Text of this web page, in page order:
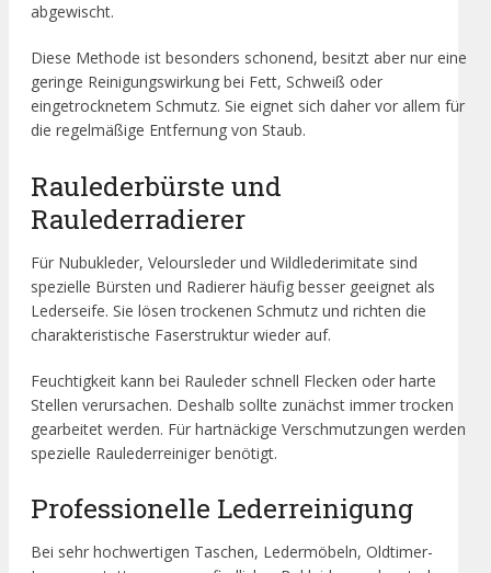
abgewischt.
Diese Methode ist besonders schonend, besitzt aber nur eine
geringe Reinigungswirkung bei Fett, Schweiß oder
eingetrocknetem Schmutz. Sie eignet sich daher vor allem für
die regelmäßige Entfernung von Staub.
Raulederbürste und
Raulederradierer
Für Nubukleder, Veloursleder und Wildlederimitate sind
spezielle Bürsten und Radierer häufig besser geeignet als
Lederseife. Sie lösen trockenen Schmutz und richten die
charakteristische Faserstruktur wieder auf.
Feuchtigkeit kann bei Rauleder schnell Flecken oder harte
Stellen verursachen. Deshalb sollte zunächst immer trocken
gearbeitet werden. Für hartnäckige Verschmutzungen werden
spezielle Raulederreiniger benötigt.
Professionelle Lederreinigung
Bei sehr hochwertigen Taschen, Ledermöbeln, Oldtimer-